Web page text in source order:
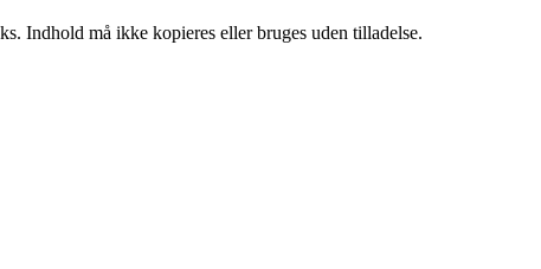
Indhold må ikke kopieres eller bruges uden tilladelse.